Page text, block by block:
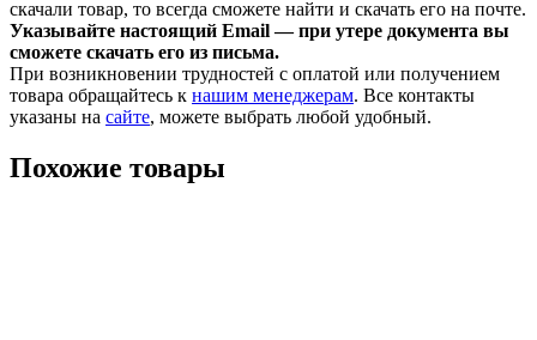
скачали товар, то всегда сможете найти и скачать его на почте.
Указывайте настоящий Email — при утере документа вы
сможете скачать его из письма.
При возникновении трудностей с оплатой или получением
товара обращайтесь к нашим менеджерам. Все контакты
указаны на сайте, можете выбрать любой удобный.
Похожие товары